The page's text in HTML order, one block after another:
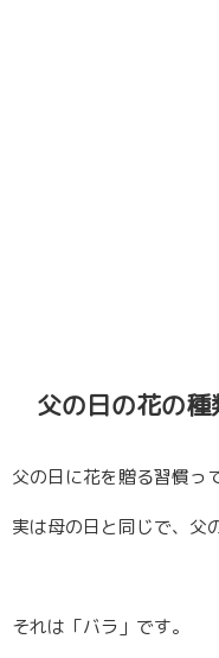
父の日の花の種
父の日に花を贈る習慣っ
実は母の日と同じで、父
それは「バラ 」です。